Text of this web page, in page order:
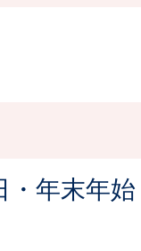
・年末年始